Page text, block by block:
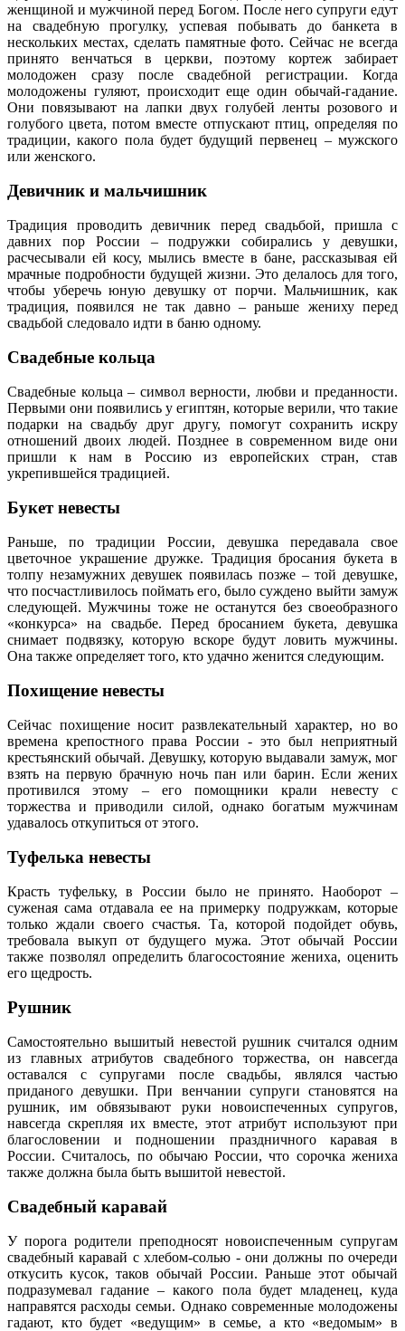
женщиной и мужчиной перед Богом. После него супруги едут
на свадебную прогулку, успевая побывать до банкета в
нескольких местах, сделать памятные фото. Сейчас не всегда
принято венчаться в церкви, поэтому кортеж забирает
молодожен сразу после свадебной регистрации. Когда
молодожены гуляют, происходит еще один обычай-гадание.
Они повязывают на лапки двух голубей ленты розового и
голубого цвета, потом вместе отпускают птиц, определяя по
традиции, какого пола будет будущий первенец – мужского
или женского.
Девичник и мальчишник
Традиция проводить девичник перед свадьбой, пришла с
давних пор России – подружки собирались у девушки,
расчесывали ей косу, мылись вместе в бане, рассказывая ей
мрачные подробности будущей жизни. Это делалось для того,
чтобы уберечь юную девушку от порчи. Мальчишник, как
традиция, появился не так давно – раньше жениху перед
свадьбой следовало идти в баню одному.
Свадебные кольца
Свадебные кольца – символ верности, любви и преданности.
Первыми они появились у египтян, которые верили, что такие
подарки на свадьбу друг другу, помогут сохранить искру
отношений двоих людей. Позднее в современном виде они
пришли к нам в Россию из европейских стран, став
укрепившейся традицией.
Букет невесты
Раньше, по традиции России, девушка передавала свое
цветочное украшение дружке. Традиция бросания букета в
толпу незамужних девушек появилась позже – той девушке,
что посчастливилось поймать его, было суждено выйти замуж
следующей. Мужчины тоже не останутся без своеобразного
«конкурса» на свадьбе. Перед бросанием букета, девушка
снимает подвязку, которую вскоре будут ловить мужчины.
Она также определяет того, кто удачно женится следующим.
Похищение невесты
Сейчас похищение носит развлекательный характер, но во
времена крепостного права России - это был неприятный
крестьянский обычай. Девушку, которую выдавали замуж, мог
взять на первую брачную ночь пан или барин. Если жених
противился этому – его помощники крали невесту с
торжества и приводили силой, однако богатым мужчинам
удавалось откупиться от этого.
Туфелька невесты
Красть туфельку, в России было не принято. Наоборот –
суженая сама отдавала ее на примерку подружкам, которые
только ждали своего счастья. Та, которой подойдет обувь,
требовала выкуп от будущего мужа. Этот обычай России
также позволял определить благосостояние жениха, оценить
его щедрость.
Рушник
Самостоятельно вышитый невестой рушник считался одним
из главных атрибутов свадебного торжества, он навсегда
оставался с супругами после свадьбы, являлся частью
приданого девушки. При венчании супруги становятся на
рушник, им обвязывают руки новоиспеченных супругов,
навсегда скрепляя их вместе, этот атрибут используют при
благословении и подношении праздничного каравая в
России. Считалось, по обычаю России, что сорочка жениха
также должна была быть вышитой невестой.
Свадебный каравай
У порога родители преподносят новоиспеченным супругам
свадебный каравай с хлебом-солью - они должны по очереди
откусить кусок, таков обычай России. Раньше этот обычай
подразумевал гадание – какого пола будет младенец, куда
направятся расходы семьи. Однако современные молодожены
гадают, кто будет «ведущим» в семье, а кто «ведомым» в